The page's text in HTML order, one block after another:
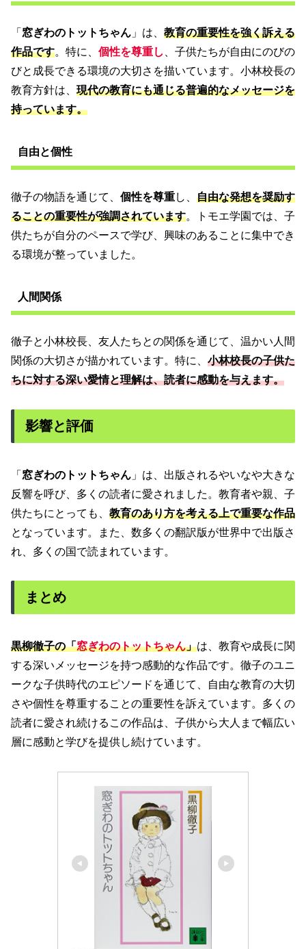
「 窓ぎわのトットちゃん 」は、 教育の重要性を強く訴える
作品です。特に、 個性を尊重し
、子供たちが自由にのびの
びと成長できる環境の大切さを描いています。小林校長の
教育方針は、 現代の教育にも通じる普遍的なメッセージを
持っています。
自由と個性
徹子の物語を通じて、 個性を尊重し、 自由な発想を奨励す
ることの重要性が強調されています。トモエ学園では、子
供たちが自分のペースで学び、興味のあることに集中でき
る環境が整っていました。
人間関係
徹子と小林校長、友人たちとの関係を通じて、温かい人間
関係の大切さが描かれています。特に、 小林校長の子供た
ちに対する深い愛情と理解は、読者に感動を与えます。
影響と評価
「 窓ぎわのトットちゃん 」は、出版されるやいなや大きな
反響を呼び、多くの読者に愛されました。教育者や親、子
供たちにとっても、 教育のあり方を考える上で重要な作品
となっています。また、数多くの翻訳版が世界中で出版さ
れ、多くの国で読まれています。
まとめ
黒柳徹子の「窓ぎわのトットちゃん」は、教育や成長に関
する深いメッセージを持つ感動的な作品です。徹子のユニ
ークな子供時代のエピソードを通じて、自由な教育の大切
さや個性を尊重することの重要性を訴えています。多くの
読者に愛され続けるこの作品は、子供から大人まで幅広い
層に感動と学びを提供し続けています。